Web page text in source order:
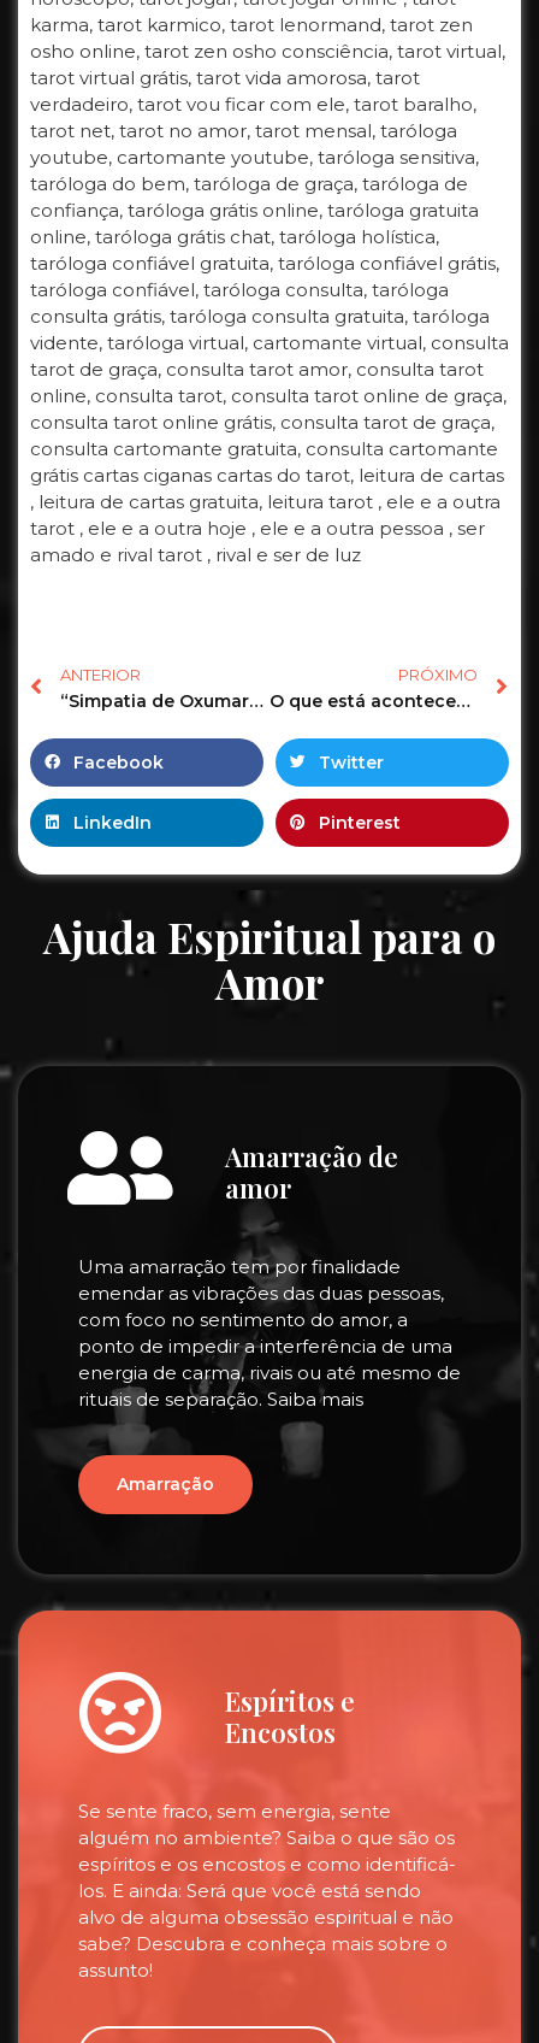
karma, tarot karmico, tarot lenormand, tarot zen
osho online, tarot zen osho consciência, tarot virtual,
tarot virtual grátis, tarot vida amorosa, tarot
verdadeiro, tarot vou ficar com ele, tarot baralho,
tarot net, tarot no amor, tarot mensal, taróloga
youtube, cartomante youtube, taróloga sensitiva,
taróloga do bem, taróloga de graça, taróloga de
confiança, taróloga grátis online, taróloga gratuita
online, taróloga grátis chat, taróloga holística,
taróloga confiável gratuita, taróloga confiável grátis,
taróloga confiável, taróloga consulta, taróloga
consulta grátis, taróloga consulta gratuita, taróloga
vidente, taróloga virtual, cartomante virtual, consulta
tarot de graça, consulta tarot amor, consulta tarot
online, consulta tarot, consulta tarot online de graça,
consulta tarot online grátis, consulta tarot de graça,
consulta cartomante gratuita, consulta cartomante
grátis cartas ciganas cartas do tarot, leitura de cartas
, leitura de cartas gratuita, leitura tarot , ele e a outra
tarot , ele e a outra hoje , ele e a outra pessoa , ser
amado e rival tarot , rival e ser de luz
ANTERIOR
“Simpatia de Oxumaré para Prosperidade#views #shorts #shortsvideo #dinheiro#video #prosperidade
PRÓXIMO
O que está acontecendo com o seu amor está afastado
Facebook Twitter
LinkedIn Pinterest
Ajuda Espiritual para o
Amor
Amarração de
amor
Uma amarração tem por finalidade
emendar as vibrações das duas pessoas,
com foco no sentimento do amor, a
ponto de impedir a interferência de uma
energia de carma, rivais ou até mesmo de
rituais de separação. Saiba mais
Amarração
Espíritos e
Encostos
Se sente fraco, sem energia, sente
alguém no ambiente? Saiba o que são os
espíritos e os encostos e como identificá-
los. E ainda: Será que você está sendo
alvo de alguma obsessão espiritual e não
sabe? Descubra e conheça mais sobre o
assunto!